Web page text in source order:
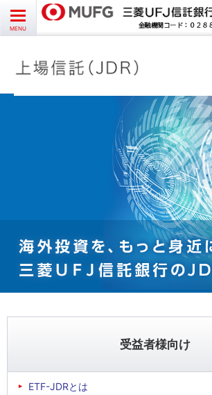
CLOSE
MENU
受益者様向け
ETF-JDRとは
受益者様向け
発行者様向け
受託銘柄情報
よくあるご質問
お問い合わせ English